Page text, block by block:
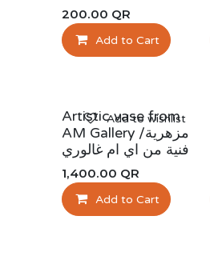
200.00 QR
Add to Cart
Artistic vase from
AM Gallery /مزهرية
فنية من اي ام غالوري
1,400.00 QR
Add to Cart
Add to wishlist